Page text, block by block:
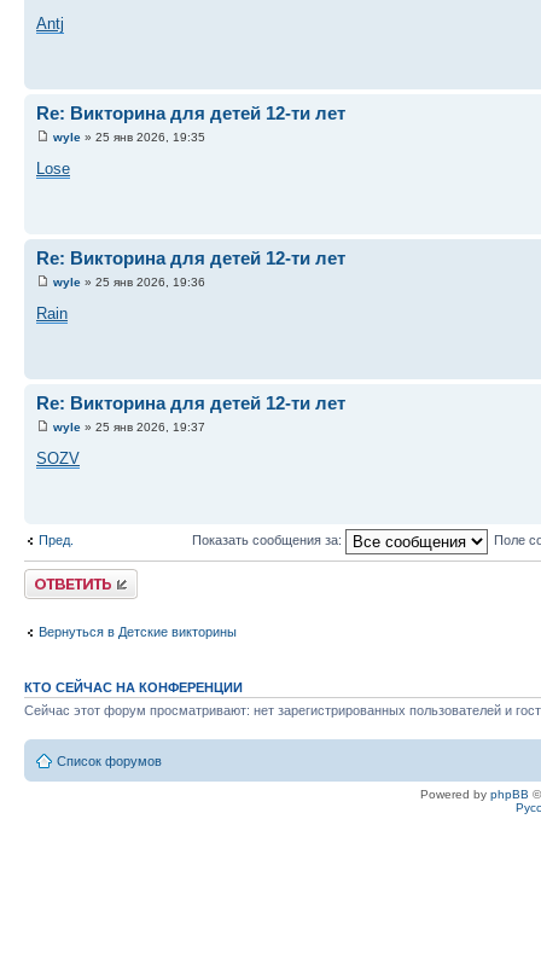
Antj
Re: Викторина для детей 12-ти лет
wyle » 25 янв 2026, 19:35
Lose
Re: Викторина для детей 12-ти лет
wyle » 25 янв 2026, 19:36
Rain
Re: Викторина для детей 12-ти лет
wyle » 25 янв 2026, 19:37
SOZV
Пред. Показать сообщения за: Поле
Ответить
Вернуться в Детские викторины
КТО СЕЙЧАС НА КОНФЕРЕНЦИИ
Сейчас этот форум просматривают: нет зарегистрированных пользователей и
Список форумов
Powered by phpBB